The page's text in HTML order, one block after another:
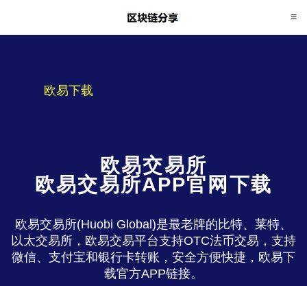
欧易下载
欧易交易所
欧易交易所APP官网下载
欧易交易所(Huobi Global)是最老牌的比特、莱特、
以太交易所，欧易交易平台支持OTC法币交易，支持
微信、支付宝和银行卡转账，安全方便快捷，欧易下
载官方APP链接。